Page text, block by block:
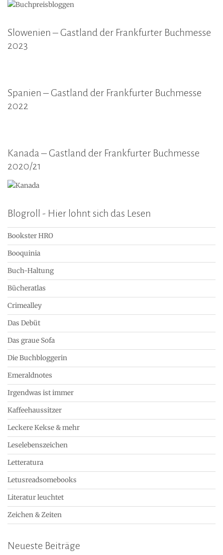
Slowenien – Gastland der Frankfurter Buchmesse
2023
Spanien – Gastland der Frankfurter Buchmesse
2022
Kanada – Gastland der Frankfurter Buchmesse
2020/21
Blogroll - Hier lohnt sich das Lesen
Bookster HRO
Booquinia
Buch-Haltung
Bücheratlas
Crimealley
Das Debüt
Das graue Sofa
Die Buchbloggerin
Emeraldnotes
Irgendwas ist immer
Kaffeehaussitzer
Leckere Kekse & mehr
Leselebenszeichen
Letteratura
Letusreadsomebooks
Literatur leuchtet
Zeichen & Zeiten
Neueste Beiträge